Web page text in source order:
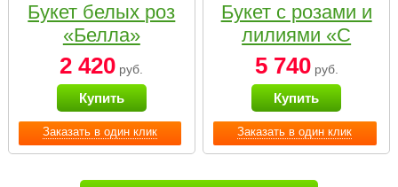
Заказать в один клик
Букет белых роз
«Белла»
2 420 руб.
Купить
Заказать в один клик
Букет с розами и
лилиями «С
наилучшими
пожеланиями»
5 740руб.
Купить